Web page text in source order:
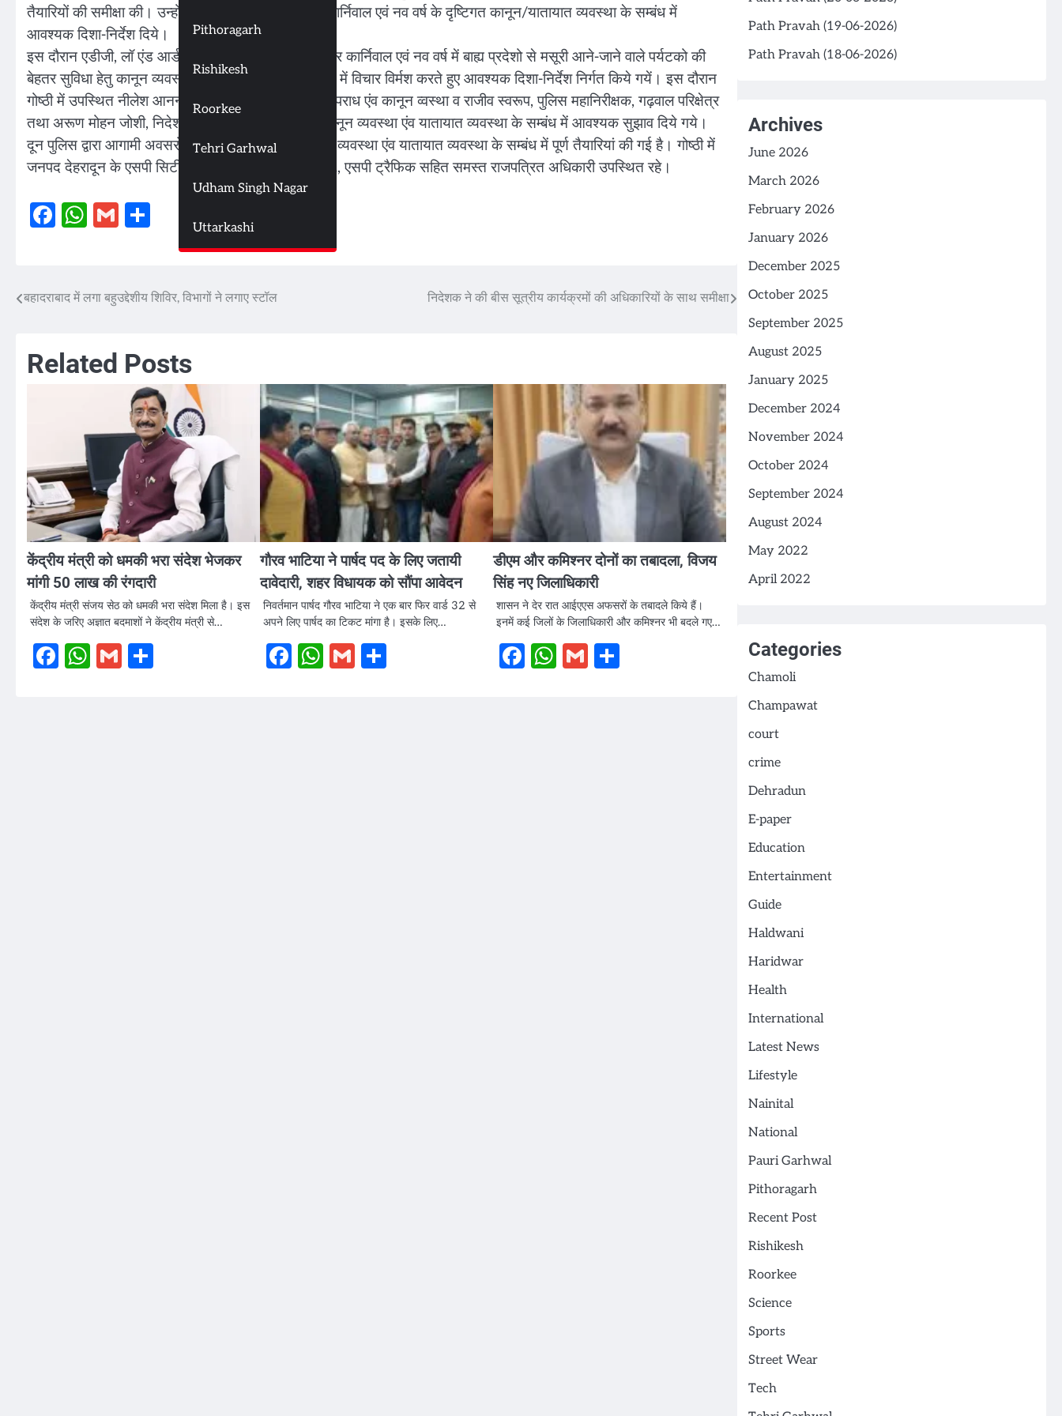
Pithoragarh
Rishikesh
Roorkee
Tehri Garhwal
Udham Singh Nagar
Uttarkashi
तैयारियों की समीक्षा की। उन्होंने आगामी क्रिसमिस/विन्टर कार्निवाल एवं नव वर्ष के दृष्टिगत कानून/यातायात व्यवस्था के सम्बंध में
आवश्यक दिशा-निर्देश दिये।
इस दौरान एडीजी, लॉ एंड आर्डर द्वारा आगामी क्रिसमिस/विन्टर कार्निवाल एवं नव वर्ष में बाह्य प्रदेशो से मसूरी आने-जाने वाले पर्यटको की
बेहतर सुविधा हेतु कानून व्यवस्था/यातायात व्यवस्था के सम्बंध में विचार विर्मश करते हुए आवश्यक दिशा-निर्देश निर्गत किये गयें। इस दौरान
गोष्ठी में उपस्थित नीलेश आनन्द भरणे, पुलिस महानिरीक्षक, अपराध एंव कानून व्वस्था व राजीव स्वरूप, पुलिस महानिरीक्षक, गढ़वाल परिक्षेत्र
तथा अरूण मोहन जोशी, निदेशक यातायात द्वारा जनपद के कानून व्यवस्था एंव यातायात व्यवस्था के सम्बंध में आवश्यक सुझाव दिये गये।
दून पुलिस द्वारा आगामी अवसरों के दृष्टिगत जनपद की कानून व्यवस्था एंव यातायात व्यवस्था के सम्बंध में पूर्ण तैयारियां की गई है। गोष्ठी में
जनपद देहरादून के एसपी सिटी, एसपी देहात-1, एसपी देहात-2, एसपी ट्रैफिक सहित समस्त राजपत्रित अधिकारी उपस्थित रहे।
Facebook
WhatsApp
GmailShare
Post
बहादराबाद में लगा बहुउद्देशीय शिविर, विभागों ने लगाए स्टॉल निदेशक ने की बीस सूत्रीय कार्यक्रमों की अधिकारियों के साथ समीक्षा
Related Posts
केंद्रीय मंत्री को धमकी भरा संदेश भेजकर
मांगी 50 लाख की रंगदारी
केंद्रीय मंत्री संजय सेठ को धमकी भरा संदेश मिला है। इस
संदेश के जरिए अज्ञात बदमाशों ने केंद्रीय मंत्री से…
Facebook
WhatsApp
Gmail
गौरव भाटिया ने पार्षद पद के लिए जतायी
दावेदारी, शहर विधायक को सौंपा आवेदन
निवर्तमान पार्षद गौरव भाटिया ने एक बार फिर वार्ड 32 से
अपने लिए पार्षद का टिकट मांगा है। इसके लिए…
Facebook
WhatsApp
GmailShare
डीएम और कमिश्नर दोनों का तबादला, विजय
सिंह नए जिलाधिकारी
शासन ने देर रात आईएएस अफसरों के तबादले किये हैं।
इनमें कई जिलों के जिलाधिकारी और कमिश्नर भी बदले गए…
Facebook
WhatsApp
GmailShare
Path Pravah (19-06-2026)
Path Pravah (18-06-2026)
Archives
June 2026
March 2026
February 2026
January 2026
December 2025
October 2025
September 2025
August 2025
January 2025
December 2024
November 2024
October 2024
September 2024
August 2024
May 2022
April 2022
Categories
Chamoli
Champawat
court
crime
Dehradun
E-paper
Education
Entertainment
Guide
Haldwani
Haridwar
Health
International
Latest News
Lifestyle
Nainital
National
Pauri Garhwal
Pithoragarh
Recent Post
Rishikesh
Roorkee
Science
Sports
Street Wear
Tech